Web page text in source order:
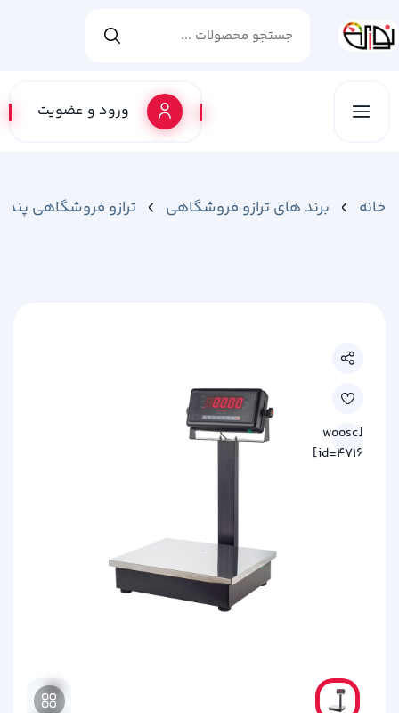
ورود و عضویت
خانه برند های ترازو فروشگاهی ترازو فروشگاهی پند
[woosc
id=4716]